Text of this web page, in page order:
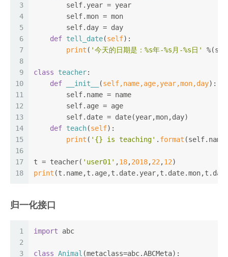
3
4
5
6
7
8
9
10
11
12
13
14
15
16
17
18
        self.year = year
        self.mon = mon
        self.day = day
def tell_date(self):
print ( '今天的日期是：%s年-%s月-%s日'
class teacher:
def
__init__ (self,name,age,year,mon,day):
        self.name = name
        self.age = age
        self.date = date(year,mon,day)
def teach(self):
print ( '{} is teaching' . format
t = teacher( 'user01' ,18,2018,22 ,12)
print
归一化接口
1
2
3
import abc
class Animal (metaclass=abc.ABCMeta):